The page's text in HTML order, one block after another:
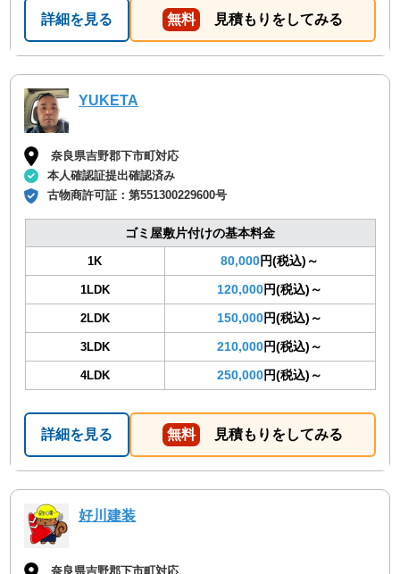
詳細を見る 無料 見積もりをしてみる
YUKETA
奈良県吉野郡下市町対応
本人確認証提出確認済み
古物商許可証：第551300229600号
ゴミ屋敷片付けの基本料金
1K 80,000円(税込)～
1LDK 120,000円(税込)～
2LDK 150,000円(税込)～
3LDK 210,000円(税込)～
4LDK 250,000円(税込)～
詳細を見る 無料 見積もりをしてみる
好川建装
奈良県吉野郡下市町対応